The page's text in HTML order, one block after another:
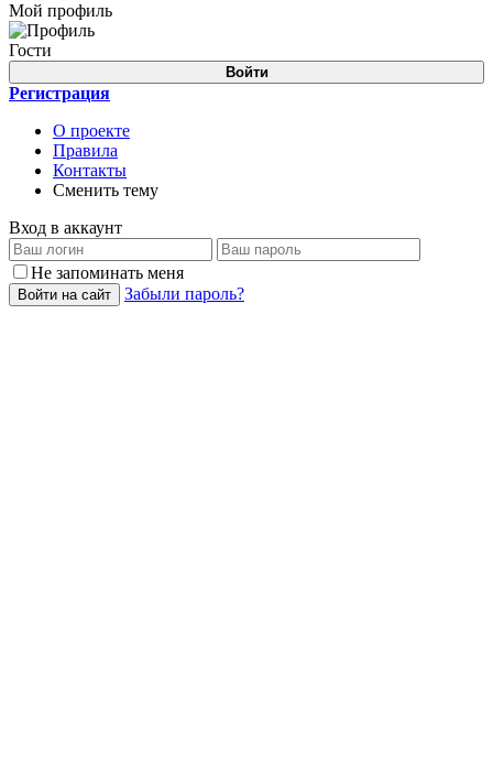
Мой профиль
Гости
Войти
Регистрация
О проекте
Правила
Контакты
Сменить тему
Вход в аккаунт
Не запоминать меня
Войти на сайт Забыли пароль?